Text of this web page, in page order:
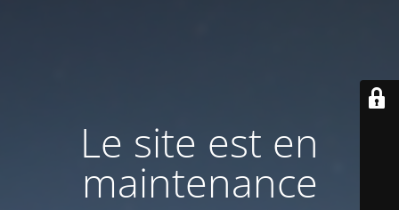
Le site est en
maintenance